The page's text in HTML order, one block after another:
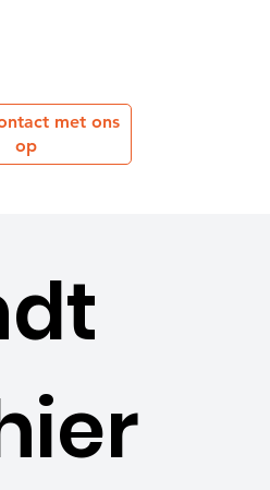
met ons
op